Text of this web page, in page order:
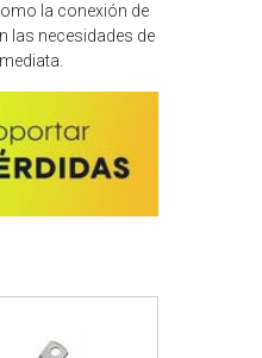
la conexión de
las necesidades de